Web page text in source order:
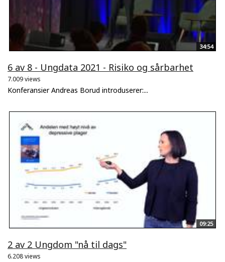
34:54
6 av 8 - Ungdata 2021 - Risiko og sårbarhet
7.009 views
Konferansier Andreas Borud introduserer:...
09:25
2 av 2 Ungdom "nå til dags"
6.208 views